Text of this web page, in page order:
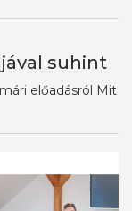
suhint
előadásról Mit